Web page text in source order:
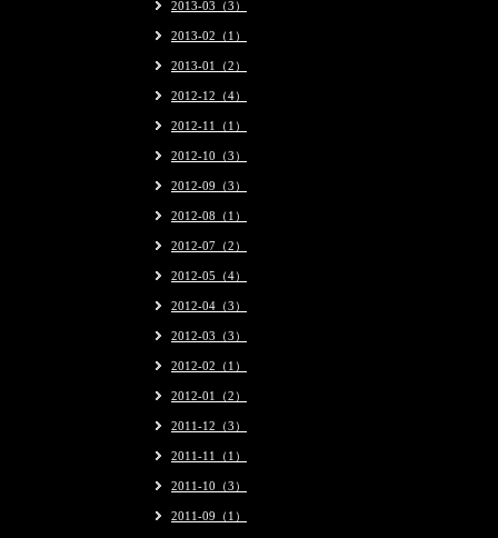
2013-03（3）
2013-02（1）
2013-01（2）
2012-12（4）
2012-11（1）
2012-10（3）
2012-09（3）
2012-08（1）
2012-07（2）
2012-05（4）
2012-04（3）
2012-03（3）
2012-02（1）
2012-01（2）
2011-12（3）
2011-11（1）
2011-10（3）
2011-09（1）